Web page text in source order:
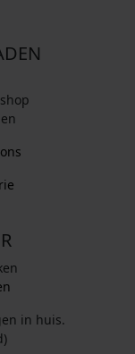
in huis.